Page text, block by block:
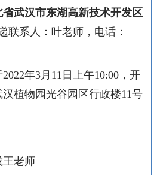
武汉市东湖高新技术开发区
联系人：叶老师，电话：
2022年3 月 11 日上午10:00 ，开
植物园光谷园区行政楼11号
王老师